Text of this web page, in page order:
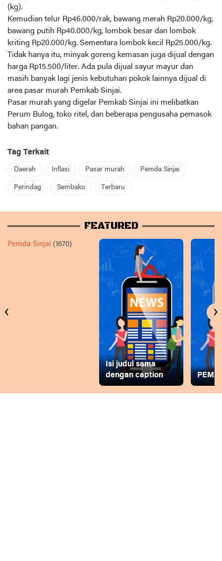
(kg).
Kemudian telur Rp46.000/rak, bawang merah Rp20.000/kg,
bawang putih Rp40.000/kg, lombok besar dan lombok
kriting Rp20.000/kg. Sementara lombok kecil Rp25.000/kg.
Tidak hanya itu, minyak goreng kemasan juga dijual dengan
harga Rp15.500/liter. Ada pula dijual sayur mayur dan
masih banyak lagi jenis kebutuhan pokok lainnya dijual di
area pasar murah Pemkab Sinjai.
Pasar murah yang digelar Pemkab Sinjai ini melibatkan
Perum Bulog, toko ritel, dan beberapa pengusaha pemasok
bahan pangan.
Tag Terkait
Daerah Inflasi Pasar murah Pemda Sinjai
Perindag Sembako Terbaru
FEATURED
Pemda Sinjai (1670)
Isi judul sama
dengan caption
‹ ›